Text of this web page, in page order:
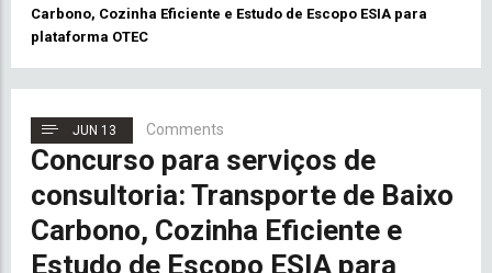
Carbono, Cozinha Eficiente e Estudo de Escopo ESIA para
plataforma OTEC
JUN 13 Comments
Concurso para serviços de
consultoria: Transporte de Baixo
Carbono, Cozinha Eficiente e
Estudo de Escopo ESIA para